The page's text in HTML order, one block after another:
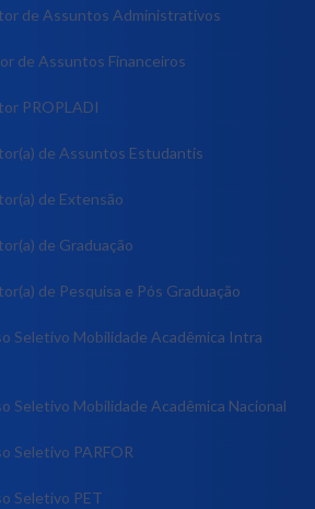
de Assuntos Administrativos
de Assuntos Financeiros
PROPLADI
de Assuntos Estudantis
de Extensão
de Graduação
de Pesquisa e Pós Graduação
Seletivo Mobilidade Acadêmica Intra
Seletivo Mobilidade Acadêmica Nacional
Seletivo PARFOR
Seletivo PET